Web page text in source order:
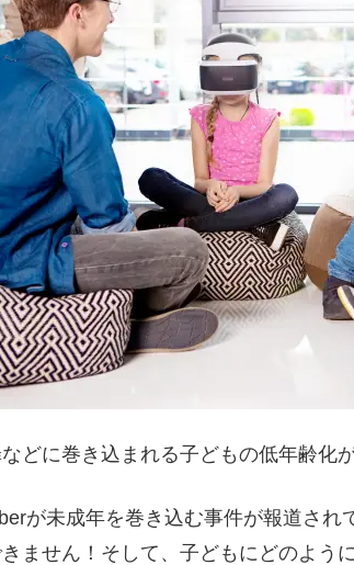
どに巻き込まれる子どもの低年齢化
が未成年を巻き込む事件が報道さ
ません！そして、子どもにどのよう